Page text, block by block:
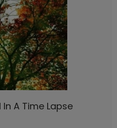
In A Time Lapse